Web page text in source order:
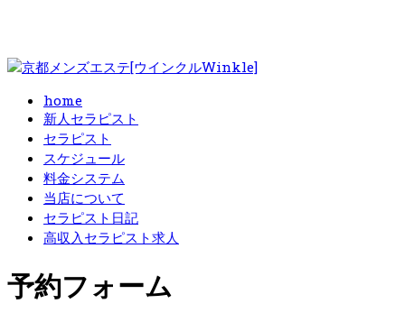
home
新人セラピスト
セラピスト
スケジュール
料金システム
当店について
セラピスト日記
高収入セラピスト求人
予約フォーム